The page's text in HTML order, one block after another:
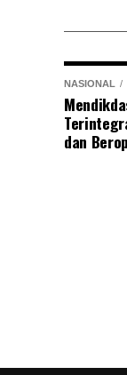
NASIONAL
dan